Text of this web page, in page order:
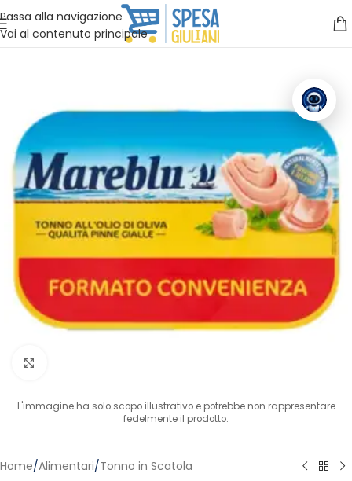
Passa alla navigazione
Vai al contenuto principale
Vuoi assistenza?Clicca qui e ti richiamiamo noi
L'immagine ha solo scopo illustrativo e potrebbe non rappresentare
fedelmente il prodotto.
Home/Alimentari/Tonno in Scatola